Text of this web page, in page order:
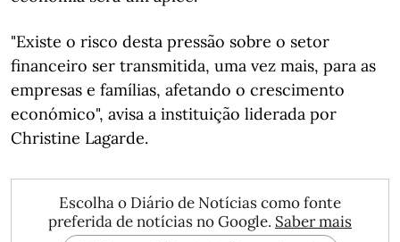
"Existe o risco desta pressão sobre o setor
financeiro ser transmitida, uma vez mais, para as
empresas e famílias, afetando o crescimento
económico", avisa a instituição liderada por
Christine Lagarde.
Escolha o Diário de Notícias como fonte
preferida de notícias no Google. Saber mais